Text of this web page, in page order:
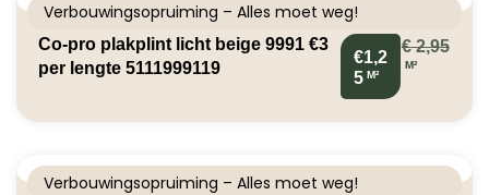
Verbouwingsopruiming – Alles moet weg!
Co-pro plakplint licht beige 9991 €3
per lengte 5111999119
€1,2
5 M²
€2,95
M²
Verbouwingsopruiming – Alles moet weg!